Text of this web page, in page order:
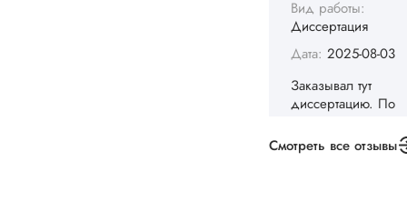
диссертацию. По
срокам и
конечно, для меня
внушительно, но
выхода не
не успел бы
Понравилось то,
менеджер
Смотреть все отзывы